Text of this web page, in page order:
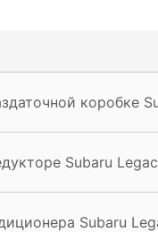
коробке
Subaru
Subaru